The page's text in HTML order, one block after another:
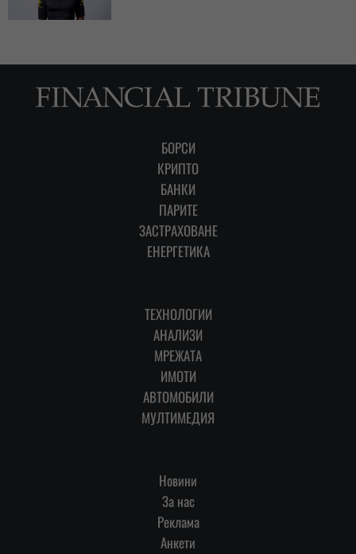
БОРСИ
КРИПТО
БАНКИ
ПАРИТЕ
ЗАСТРАХОВАНЕ
ЕНЕРГЕТИКА
ТЕХНОЛОГИИ
АНАЛИЗИ
МРЕЖАТА
ИМОТИ
АВТОМОБИЛИ
МУЛТИМЕДИЯ
Новини
За нас
Реклама
Анкети